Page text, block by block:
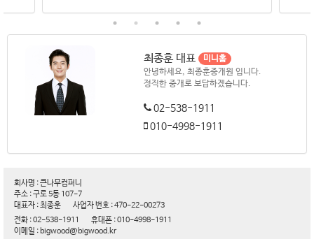
최종훈 대표 미니홈
안녕하세요, 최종훈중개원 입니다.
정직한 중개로 보답하겠습니다.
02-538-1911
010-4998-1911
회사명 : 큰나무컴퍼니
주소 : 구로 5동 107-7
대표자 : 최종훈
사업자 번호 : 470-22-00273
전화 : 02-538-1911
휴대폰 : 010-4998-1911
이메일 : bigwood@bigwood.kr